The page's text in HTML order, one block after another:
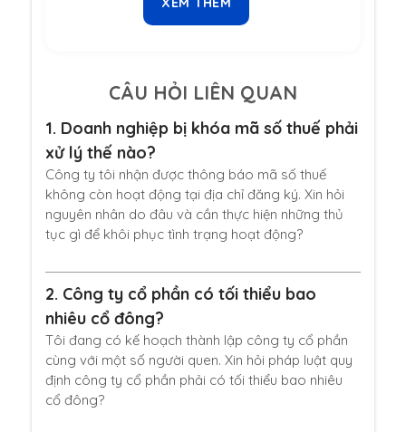
CÂU HỎI LIÊN QUAN
1. Doanh nghiệp bị khóa mã số thuế phải
xử lý thế nào?
Công ty tôi nhận được thông báo mã số thuế
không còn hoạt động tại địa chỉ đăng ký. Xin hỏi
nguyên nhân do đâu và cần thực hiện những thủ
tục gì để khôi phục tình trạng hoạt động?
2. Công ty cổ phần có tối thiểu bao
nhiêu cổ đông?
Tôi đang có kế hoạch thành lập công ty cổ phần
cùng với một số người quen. Xin hỏi pháp luật quy
định công ty cổ phần phải có tối thiểu bao nhiêu
cổ đông?